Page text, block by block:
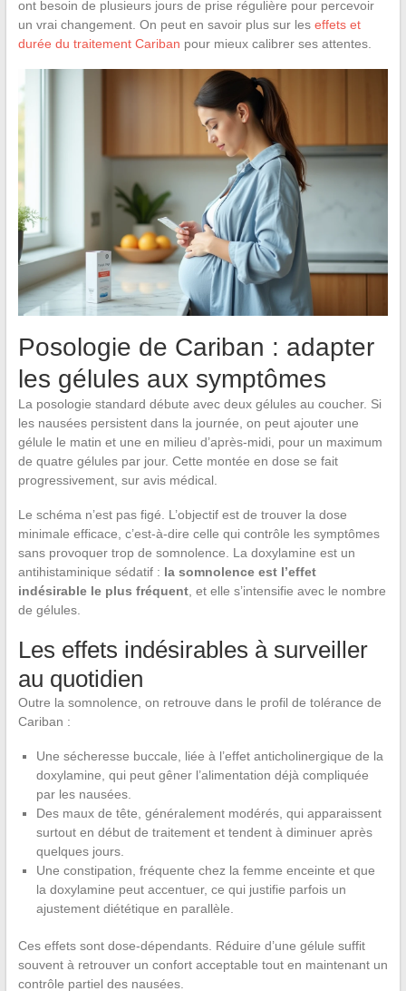
ont besoin de plusieurs jours de prise régulière pour percevoir
un vrai changement. On peut en savoir plus sur les effets et
durée du traitement Cariban pour mieux calibrer ses attentes.
Posologie de Cariban : adapter
les gélules aux symptômes
La posologie standard débute avec deux gélules au coucher. Si
les nausées persistent dans la journée, on peut ajouter une
gélule le matin et une en milieu d’après-midi, pour un maximum
de quatre gélules par jour. Cette montée en dose se fait
progressivement, sur avis médical.
Le schéma n’est pas figé. L’objectif est de trouver la dose
minimale efficace, c’est-à-dire celle qui contrôle les symptômes
sans provoquer trop de somnolence. La doxylamine est un
antihistaminique sédatif : la somnolence est l’effet
indésirable le plus fréquent, et elle s’intensifie avec le nombre
de gélules.
Les effets indésirables à surveiller
au quotidien
Outre la somnolence, on retrouve dans le profil de tolérance de
Cariban :
Une sécheresse buccale, liée à l’effet anticholinergique de la
doxylamine, qui peut gêner l’alimentation déjà compliquée
par les nausées.
Des maux de tête, généralement modérés, qui apparaissent
surtout en début de traitement et tendent à diminuer après
quelques jours.
Une constipation, fréquente chez la femme enceinte et que
la doxylamine peut accentuer, ce qui justifie parfois un
ajustement diététique en parallèle.
Ces effets sont dose-dépendants. Réduire d’une gélule suffit
souvent à retrouver un confort acceptable tout en maintenant un
contrôle partiel des nausées.